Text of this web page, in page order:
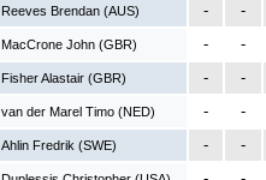
Reeves Brendan (AUS) -
-
MacCrone John (GBR) -
-
Fisher Alastair (GBR) -
-
van der Marel Timo (NED) -
-
Ahlin Fredrik (SWE) -
-